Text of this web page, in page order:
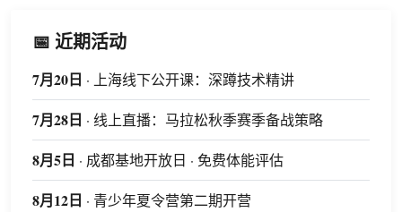
📅 近期活动
7月20日 · 上海线下公开课：深蹲技术精讲
7月28日 · 线上直播：马拉松秋季赛季备战策略
8月5日 · 成都基地开放日 · 免费体能评估
8月12日 · 青少年夏令营第二期开营